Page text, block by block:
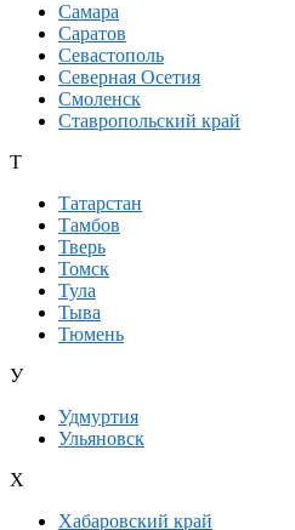
Самара
Саратов
Севастополь
Северная Осетия
Смоленск
Ставропольский край
Т
Татарстан
Тамбов
Тверь
Томск
Тула
Тыва
Тюмень
У
Удмуртия
Ульяновск
Х
Хабаровский край